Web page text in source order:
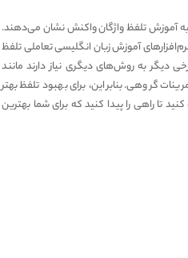
به آموزش تلفظ واژگان واکنش نشان می‌دهند.
آموزش زبان انگلیسی تعاملی تلفظ
دیگر به روش‌های دیگری نیاز دارند مانند
گروهی. بنابراین، برای بهبود تلفظ بهتر
تا راهی را پیدا کنید که برای شما بهترین